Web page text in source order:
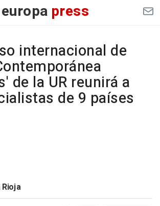
europa press
internacional de
de la UR reunirá a
de 9 países